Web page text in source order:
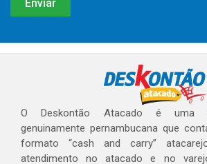
O Deskontão Atacado é uma
genuinamente pernambucana que
formato “cash and carry”
atendimento no atacado e no